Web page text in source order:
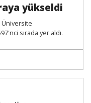
yükseldi
Üniversite
sırada yer aldı.